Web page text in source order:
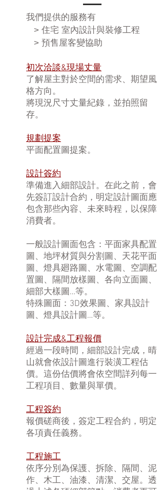
我們提供的服務有
> 住宅 室內設計與裝修工程
> 預售屋客變協助
初次洽談&現場丈量
了解屋主對於空間的需求、期望風
格方向。
將現況尺寸丈量紀錄，並拍照留
存。
規劃提案
平面配置圖提案。
設計簽約
準備進入細部設計。在此之前，會
先簽訂設計合約，明定設計圖面應
包含那些內容、未來時程，以保障
消費者。
一般設計圖面包含：平面家具配置
圖、地坪材質與分割圖、天花平面
圖、燈具廻路圖、水電圖、空調配
置圖、隔間放樣圖、各向立面圖、
細部大樣圖…等。
特殊圖面：3D效果圖、家具設計
圖、燈具設計圖…等。
設計完成&工程報價
經過一段時間，細部設計完成，晴
山就會依設計圖進行裝潢工程估
價。這份估價將會依空間詳列每一
工程項目、數量與單價。
工程簽約
報價磋商後，簽定工程合約，明定
各項責任義務。
工程施工
依序分別為保護、拆除、隔間、泥
作、木工、油漆、清潔、交屋。透